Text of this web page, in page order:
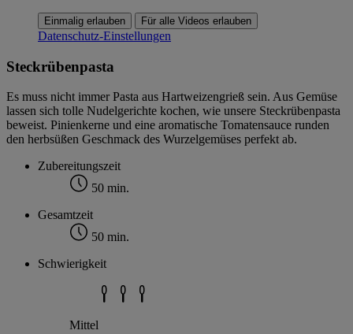
Einmalig erlauben Für alle Videos erlauben
Datenschutz-Einstellungen
Steckrübenpasta
Es muss nicht immer Pasta aus Hartweizengrieß sein. Aus Gemüse
lassen sich tolle Nudelgerichte kochen, wie unsere Steckrübenpasta
beweist. Pinienkerne und eine aromatische Tomatensauce runden
den herbsüßen Geschmack des Wurzelgemüses perfekt ab.
Zubereitungszeit
50 min.
Gesamtzeit
50 min.
Schwierigkeit
Mittel